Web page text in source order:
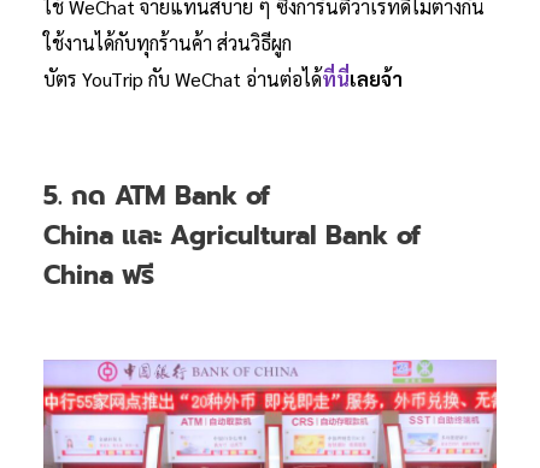
ใช้ WeChat จ่ายแทนสบาย ๆ ซึ่งการันตีว่าเรทดีไม่ต่างกัน
ใช้งานได้กับทุกร้านค้า ส่วนวิธีผูก
บัตร YouTrip กับ WeChat อ่านต่อได้ที่นี่เลยจ้า
5. กด ATM Bank of
China และ Agricultural Bank of
China ฟรี